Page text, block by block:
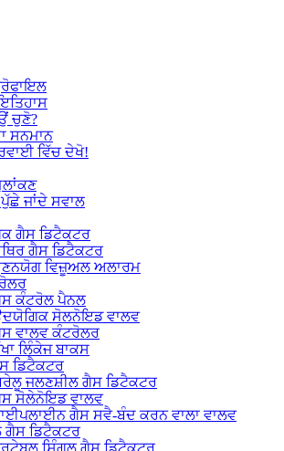
ਚੁਣੋ?
ਸਨਮਾਨ
ਵਿੱਚ ਦੇਖੋ!
ਜਾਂਦੇ ਸਵਾਲ
ਗੈਸ ਡਿਟੈਕਟਰ
ਗੈਸ ਡਿਟੈਕਟਰ
ਵਿਜ਼ੂਅਲ ਅਲਾਰਮ
ਕੰਟਰੋਲ ਪੈਨਲ
ਸੋਲਨੋਇਡ ਵਾਲਵ
ਵਾਲਵ ਕੰਟਰੋਲਰ
ਲਿੰਕੇਜ ਬਾਕਸ
ਡਿਟੈਕਟਰ
ਜਲਣਸ਼ੀਲ ਗੈਸ ਡਿਟੈਕਟਰ
ਸੋਲੇਨੋਇਡ ਵਾਲਵ
ਗੈਸ ਸਵੈ-ਬੰਦ ਕਰਨ ਵਾਲਾ ਵਾਲਵ
ਗੈਸ ਡਿਟੈਕਟਰ
ਸਿੰਗਲ ਗੈਸ ਡਿਟੈਕਟਰ